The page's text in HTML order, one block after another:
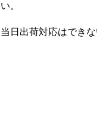
。
日出荷対応はできな